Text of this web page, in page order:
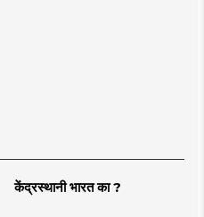
केंद्रस्थानी भारत का ?